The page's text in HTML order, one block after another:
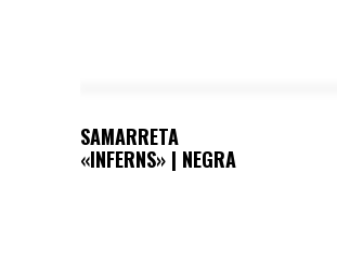
SAMARRETA
«INFERNS» | NEGRA